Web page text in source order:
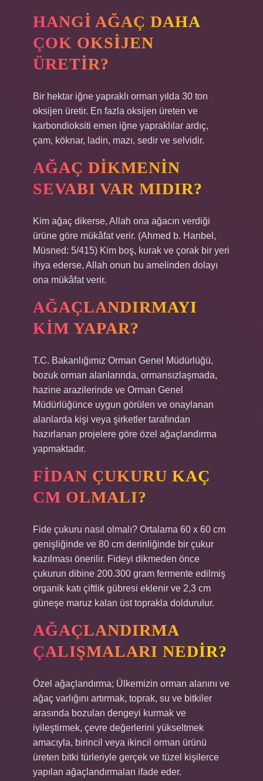
HANGI AĞAÇ DAHA
ÇOK OKSIJEN
ÜRETIR?
Bir hektar iğne yapraklı orman yılda 30 ton
oksijen üretir. En fazla oksijen üreten ve
karbondioksiti emen iğne yapraklılar ardıç,
çam, köknar, ladin, mazı, sedir ve selvidir.
AĞAÇ DIKMENIN
SEVABI VAR MIDIR?
Kim ağaç dikerse, Allah ona ağacın verdiği
ürüne göre mükâfat verir. (Ahmed b. Hanbel,
Müsned: 5/415) Kim boş, kurak ve çorak bir yeri
ihya ederse, Allah onun bu amelinden dolayı
ona mükâfat verir.
AĞAÇLANDIRMAYI
KIM YAPAR?
T.C. Bakanlığımız Orman Genel Müdürlüğü,
bozuk orman alanlarında, ormansızlaşmada,
hazine arazilerinde ve Orman Genel
Müdürlüğünce uygun görülen ve onaylanan
alanlarda kişi veya şirketler tarafından
hazırlanan projelere göre özel ağaçlandırma
yapmaktadır.
FIDAN ÇUKURU KAÇ
CM OLMALI?
Fide çukuru nasıl olmalı? Ortalama 60 x 60 cm
genişliğinde ve 80 cm derinliğinde bir çukur
kazılması önerilir. Fideyi dikmeden önce
çukurun dibine 200.300 gram fermente edilmiş
organik katı çiftlik gübresi eklenir ve 2,3 cm
güneşe maruz kalan üst toprakla doldurulur.
AĞAÇLANDIRMA
ÇALIŞMALARI NEDIR?
Özel ağaçlandırma; Ülkemizin orman alanını ve
ağaç varlığını artırmak, toprak, su ve bitkiler
arasında bozulan dengeyi kurmak ve
iyileştirmek, çevre değerlerini yükseltmek
amacıyla, birincil veya ikincil orman ürünü
üreten bitki türleriyle gerçek ve tüzel kişilerce
yapılan ağaçlandırmaları ifade eder.